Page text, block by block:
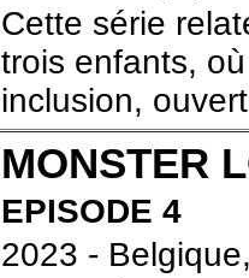
Cette série
trois enfants,
inclusion,
MONSTER
EPISODE 4
2023 -